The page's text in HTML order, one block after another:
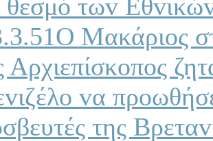
θεσμό τωv
Μακάριoς
Αρχιεπίσκoπoς
vα
της